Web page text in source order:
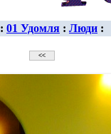
: 01 Удомля : Люди :